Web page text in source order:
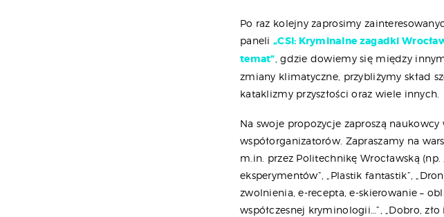
Po raz kolejny zaprosimy
paneli „CSI: Kryminalne zagadki
temat” , gdzie dowiemy się między
zmiany klimatyczne, przybliżymy skład
kataklizmy przyszłości oraz wiele innych.
Na swoje propozycje zaproszą
współorganizatorów. Zapraszamy na
m.in. przez Politechnikę Wrocławską
eksperymentów”, „Plastik fantastik”,
zwolnienia, e-recepta, e-skierowanie –
współczesnej kryminologii…”, „Dobro,